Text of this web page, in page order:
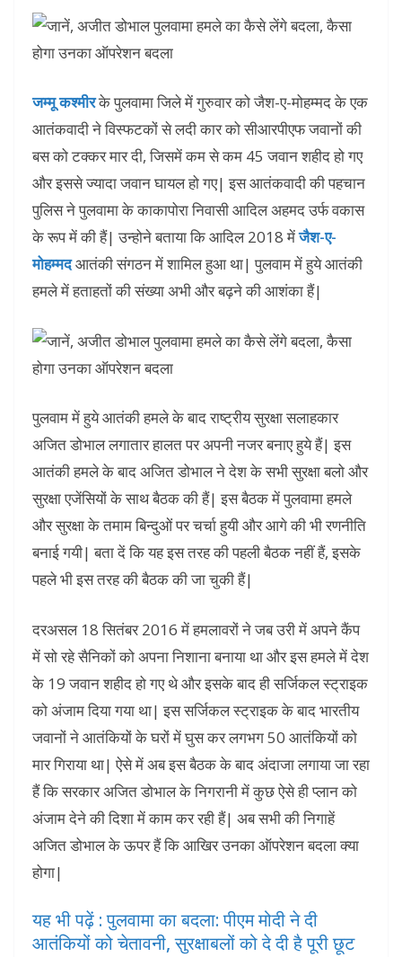
जम्मू कश्मीरके पुलवामा जिले में गुरुवार को जैश-ए-मोहम्मद के एक
आतंकवादी ने विस्फटकों से लदी कार को सीआरपीएफ जवानों की
बस को टक्कर मार दी, जिसमें कम से कम 45 जवान शहीद हो गए
और इससे ज्यादा जवान घायल हो गए| इस आतंकवादी की पहचान
पुलिस ने पुलवामा के काकापोरा निवासी आदिल अहमद उर्फ वकास
के रूप में की हैं| उन्होने बताया कि आदिल 2018 मेंजैश-ए-
मोहम्मदआतंकी संगठन में शामिल हुआ था| पुलवाम में हुये आतंकी
हमले में हताहतों की संख्या अभी और बढ़ने की आशंका हैं|
पुलवाम में हुये आतंकी हमले के बाद राष्ट्रीय सुरक्षा सलाहकार
अजित डोभाल लगातार हालत पर अपनी नजर बनाए हुये हैं| इस
आतंकी हमले के बाद अजित डोभाल ने देश के सभी सुरक्षा बलो और
सुरक्षा एजेंसियों के साथ बैठक की हैं| इस बैठक में पुलवामा हमले
और सुरक्षा के तमाम बिन्दुओं पर चर्चा हुयी और आगे की भी रणनीति
बनाई गयी| बता दें कि यह इस तरह की पहली बैठक नहीं हैं, इसके
पहले भी इस तरह की बैठक की जा चुकी हैं|
दरअसल 18 सितंबर 2016 में हमलावरों ने जब उरी में अपने कैंप
में सो रहे सैनिकों को अपना निशाना बनाया था और इस हमले में देश
के 19 जवान शहीद हो गए थे और इसके बाद ही सर्जिकल स्ट्राइक
को अंजाम दिया गया था| इस सर्जिकल स्ट्राइक के बाद भारतीय
जवानों ने आतंकियों के घरों में घुस कर लगभग 50 आतंकियों को
मार गिराया था| ऐसे में अब इस बैठक के बाद अंदाजा लगाया जा रहा
हैं कि सरकार अजित डोभाल के निगरानी में कुछ ऐसे ही प्लान को
अंजाम देने की दिशा में काम कर रही हैं| अब सभी की निगाहें
अजित डोभाल के ऊपर हैं कि आखिर उनका ऑपरेशन बदला क्या
होगा|
यह भी पढ़ें : पुलवामा का बदला: पीएम मोदी ने दी
आतंकियों को चेतावनी, सुरक्षाबलों को दे दी है पूरी छूट